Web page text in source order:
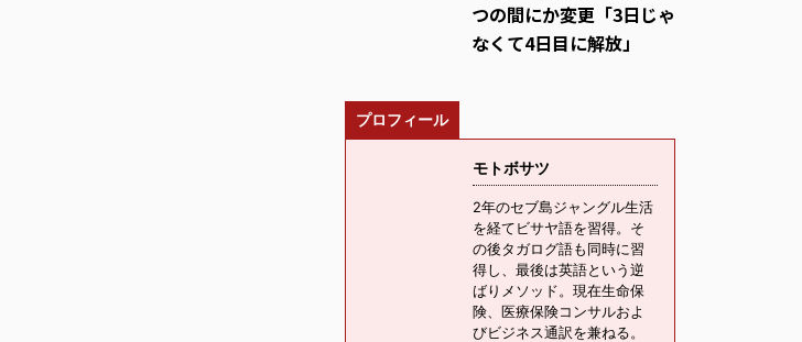
つの間にか変更「3日じゃ
なくて4日目に解放」
プロフィール
モトボサツ
2年のセブ島ジャングル生活
を経てビサヤ語を習得。そ
の後タガログ語も同時に習
得し、最後は英語という逆
ばりメソッド。現在生命保
険、医療保険コンサルおよ
びビジネス通訳を兼ねる。